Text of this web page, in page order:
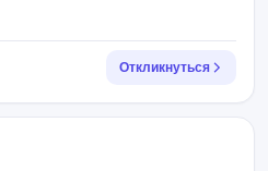
Откликнуться